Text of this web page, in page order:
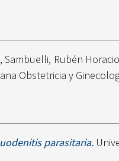
,Sambuelli, Rubén Horacio
Obstetricia y
parasitaria.